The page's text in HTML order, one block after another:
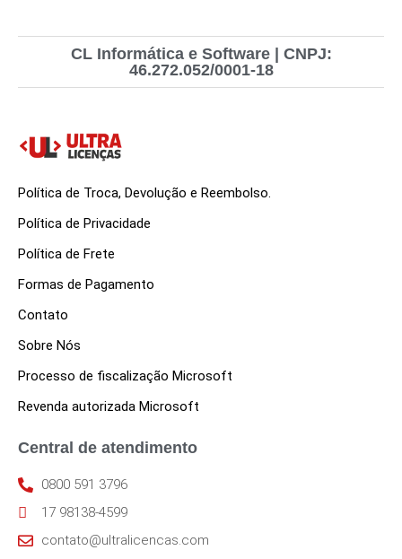
CL Informática e Software | CNPJ:
46.272.052/0001-18
Política de Troca, Devolução e Reembolso.
Política de Privacidade
Política de Frete
Formas de Pagamento
Contato
Sobre Nós
Processo de fiscalização Microsoft
Revenda autorizada Microsoft
Central de atendimento
0800 591 3796
17 98138-4599
contato@ultralicencas.com